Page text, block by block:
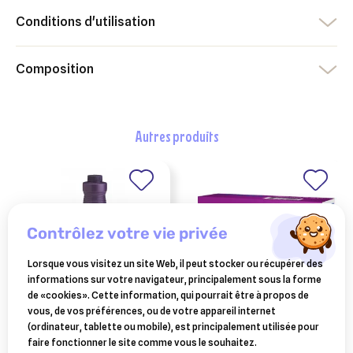
Conditions d'utilisation
Composition
autres produits
FARNAM
red cell 3.78 l
KRKA
fyperix spot on chien
plus 40 kg 3 pipettes
contrôlez votre vie privée
Lorsque vous visitez un site Web, il peut stocker ou récupérer des
informations sur votre navigateur, principalement sous la forme
de «cookies». Cette information, qui pourrait être à propos de
vous, de vos préférences, ou de votre appareil internet
(ordinateur, tablette ou mobile), est principalement utilisée pour
faire fonctionner le site comme vous le souhaitez.